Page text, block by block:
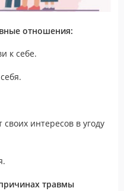
отношения:
к себе.
интересов в угоду
травмы